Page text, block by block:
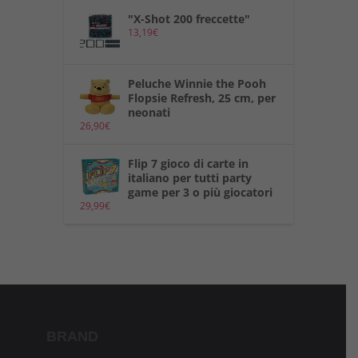
"X-Shot 200 freccette"
13,19€
Peluche Winnie the Pooh
Flopsie Refresh, 25 cm, per
neonati
26,90€
Flip 7 gioco di carte in
italiano per tutti party
game per 3 o più giocatori
29,99€